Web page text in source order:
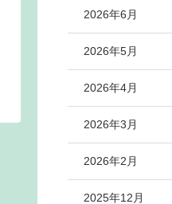
2026年6月
2026年5月
2026年4月
2026年3月
2026年2月
2025年12月